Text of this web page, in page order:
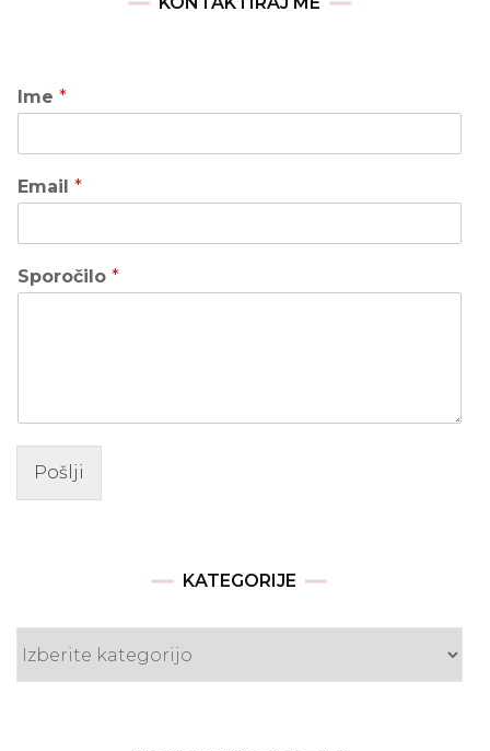
Ime *
Email *
Sporočilo *
Pošlji
KATEGORIJE